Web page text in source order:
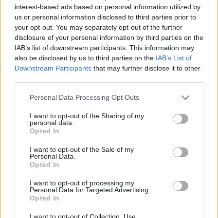
interest-based ads based on personal information utilized by
us or personal information disclosed to third parties prior to
your opt-out. You may separately opt-out of the further
disclosure of your personal information by third parties on the
IAB’s list of downstream participants. This information may
also be disclosed by us to third parties on the IAB’s List of
Downstream Participants that may further disclose it to other
Personal Data Processing Opt Outs
I want to opt-out of the Sharing of my
personal data.
Opted In
I want to opt-out of the Sale of my
Personal Data.
Opted In
I want to opt-out of processing my
Personal Data for Targeted Advertising.
Opted In
I want to opt-out of Collection, Use,
2019. gada Eiropas skolu aptaujā (ESPAD) tikai
noskaidrots, ka tikai 7,6% 13 – 15 gadus vecu
Latvijas pusaudžu pēdējā gada laikā bija
atturējušies no jebkādu vielu lietošanas.
Arī Valsts policijas dati liecina, ka 2022. gadā ir
Tiesībsargājošo iestāžu redzeslokā jaunieši bieži
vien nonāk jau tad, kad lietošana kļuvusi
problemātiska un sodi to nespēj risināt. Agrīna
lietošana ir saistīti ar daudz, negatīvām sekām
atkarību slimību veidošanos.